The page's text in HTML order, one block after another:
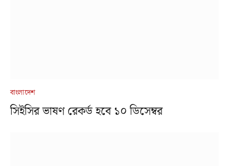
বাংলাদেশ
সিইসির ভাষণ রেকর্ড হবে ১০ ডিসেম্বর